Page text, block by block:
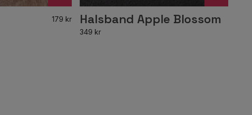
179 kr Halsband Apple Blossom
349 kr